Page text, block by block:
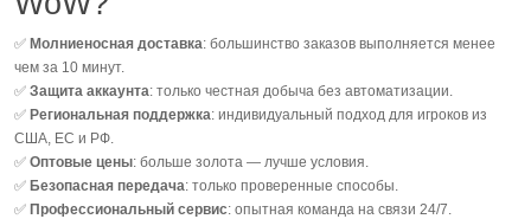
✅ Молниеносная доставка: большинство заказов выполняется менее
чем за 10 минут.
✅ Защита аккаунта: только честная добыча без автоматизации.
✅ Региональная поддержка: индивидуальный подход для игроков из
США, ЕС и РФ.
✅ Оптовые цены: больше золота — лучше условия.
✅ Безопасная передача: только проверенные способы.
✅ Профессиональный сервис: опытная команда на связи 24/7.